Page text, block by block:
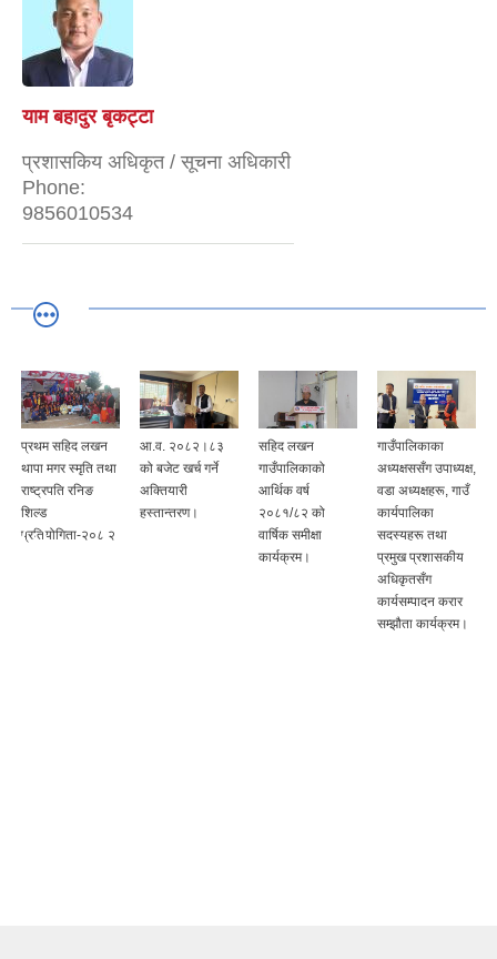
याम बहादुर बृकट्टा
प्रशासकिय अधिकृत / सूचना अधिकारी
Phone:
9856010534
प्रथम सहिद लखन
थापा मगर स्मृति तथा
राष्ट्रपति रनिङ
शिल्ड
प्रतियोगिता-२०८ २
आ.व. २०८२।८३
को बजेट खर्च गर्ने
अक्तियारी
हस्तान्तरण।
सहिद लखन
गाउँपालिकाको
आर्थिक वर्ष
२०८१/८२ को
वार्षिक समीक्षा
कार्यक्रम।
गाउँपालिकाका
अध्यक्षससँग उपाध्यक्ष,
वडा अध्यक्षहरू, गाउँ
कार्यपालिका
सदस्यहरू तथा
प्रमुख प्रशासकीय
अधिकृतसँग
कार्यसम्पादन करार
सम्झौता कार्यक्रम।